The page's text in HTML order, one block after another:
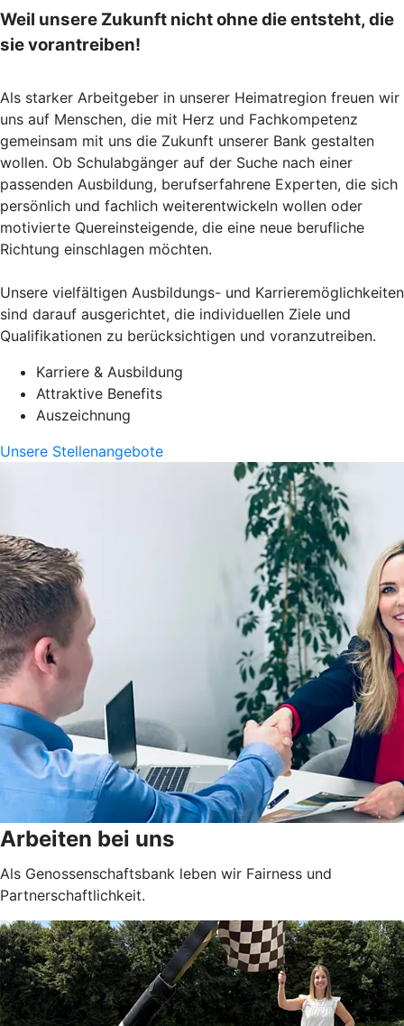
Weil unsere Zukunft nicht ohne die entsteht, die
sie vorantreiben!
Als starker Arbeitgeber in unserer Heimatregion freuen wir
uns auf Menschen, die mit Herz und Fachkompetenz
gemeinsam mit uns die Zukunft unserer Bank gestalten
wollen. Ob Schulabgänger auf der Suche nach einer
passenden Ausbildung, berufserfahrene Experten, die sich
persönlich und fachlich weiterentwickeln wollen oder
motivierte Quereinsteigende, die eine neue berufliche
Richtung einschlagen möchten.
Unsere vielfältigen Ausbildungs- und Karrieremöglichkeiten
sind darauf ausgerichtet, die individuellen Ziele und
Qualifikationen zu berücksichtigen und voranzutreiben.
Karriere & Ausbildung
Attraktive Benefits
Auszeichnung
Unsere Stellenangebote
Arbeiten bei uns
Als Genossenschaftsbank leben wir Fairness und
Partnerschaftlichkeit.